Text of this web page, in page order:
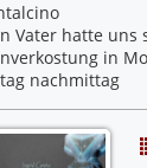
Vater hatte uns
in
nachmittag